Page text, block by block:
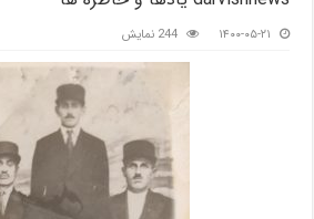
۱۴۰۰-۰۵-۲۱ 244 نمایش